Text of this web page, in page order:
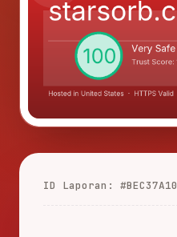
ID Laporan: #BEC37A10